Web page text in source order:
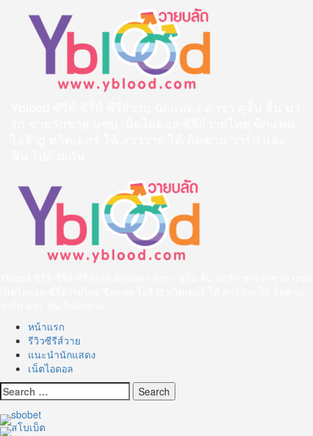
Menu
หน้าแรก
รีวิวซีรีส์วาย
แนะนำนักแสดง
เน็ตไอดอล
Search
for: